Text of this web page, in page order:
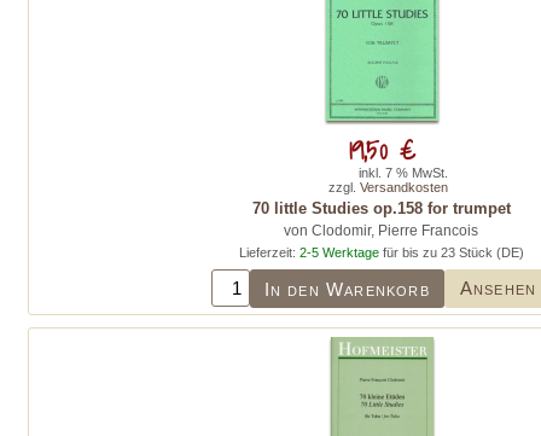
70 little Studies op.158 for trumpet
von Clodomir, Pierre Francois
Lieferzeit: 2-5 Werktagefür bis zu 23 Stück (DE)
In den Warenkorb Ansehen
19,50 €
inkl. 7 % MwSt.
zzgl. Versandkosten